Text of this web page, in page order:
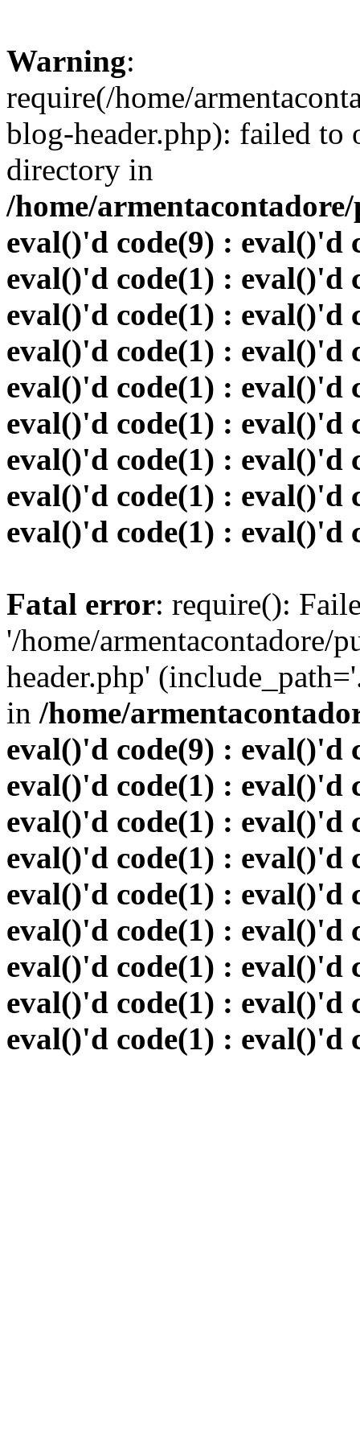
Warning:
require(/home/
blog-header.php): failed to
directory in
/home/
eval()'d code(9) : eval()'d
eval()'d code(1) : eval()'d
eval()'d code(1) : eval()'d
eval()'d code(1) : eval()'d
eval()'d code(1) : eval()'d
eval()'d code(1) : eval()'d
eval()'d code(1) : eval()'d
eval()'d code(1) : eval()'d
eval()'d code(1) : eval()'d
Fatal error: require():
'/home/armentacontadore/
header.php'
in /home/
eval()'d code(9) : eval()'d
eval()'d code(1) : eval()'d
eval()'d code(1) : eval()'d
eval()'d code(1) : eval()'d
eval()'d code(1) : eval()'d
eval()'d code(1) : eval()'d
eval()'d code(1) : eval()'d
eval()'d code(1) : eval()'d
eval()'d code(1) : eval()'d